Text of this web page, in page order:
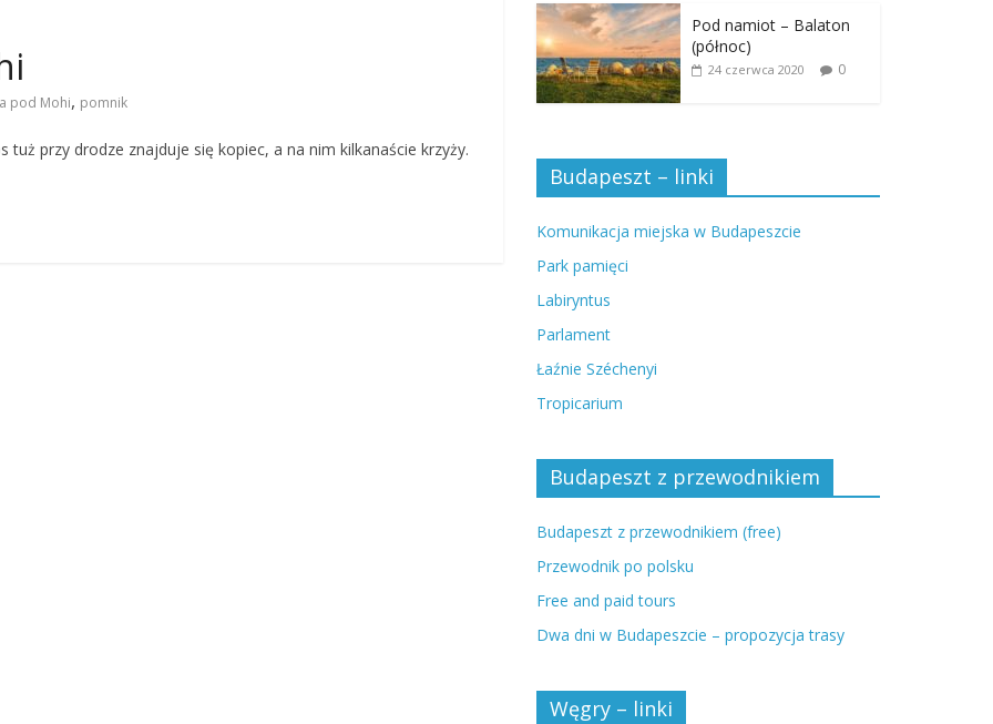
pod Mohi, pomnik
przy drodze znajduje się kopiec, a na nim kilkanaście krzyży.
Pod namiot – Balaton
(północ)
24 czerwca 2020 0
Budapeszt – linki
Komunikacja miejska w Budapeszcie
Park pamięci
Labiryntus
Parlament
Łaźnie Széchenyi
Tropicarium
Budapeszt z przewodnikiem
Budapeszt z przewodnikiem (free)
Przewodnik po polsku
Free and paid tours
Dwa dni w Budapeszcie – propozycja trasy
Węgry – linki